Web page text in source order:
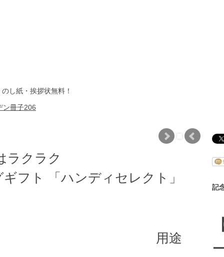
し紙・挨拶状無料！
ン冊子206
ラクラク
フト 「ハンディセレクト」
用途
記